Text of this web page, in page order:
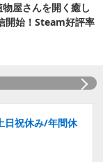
屋さんを開く癒し
開始！Steam好評率
日祝休み/年間休